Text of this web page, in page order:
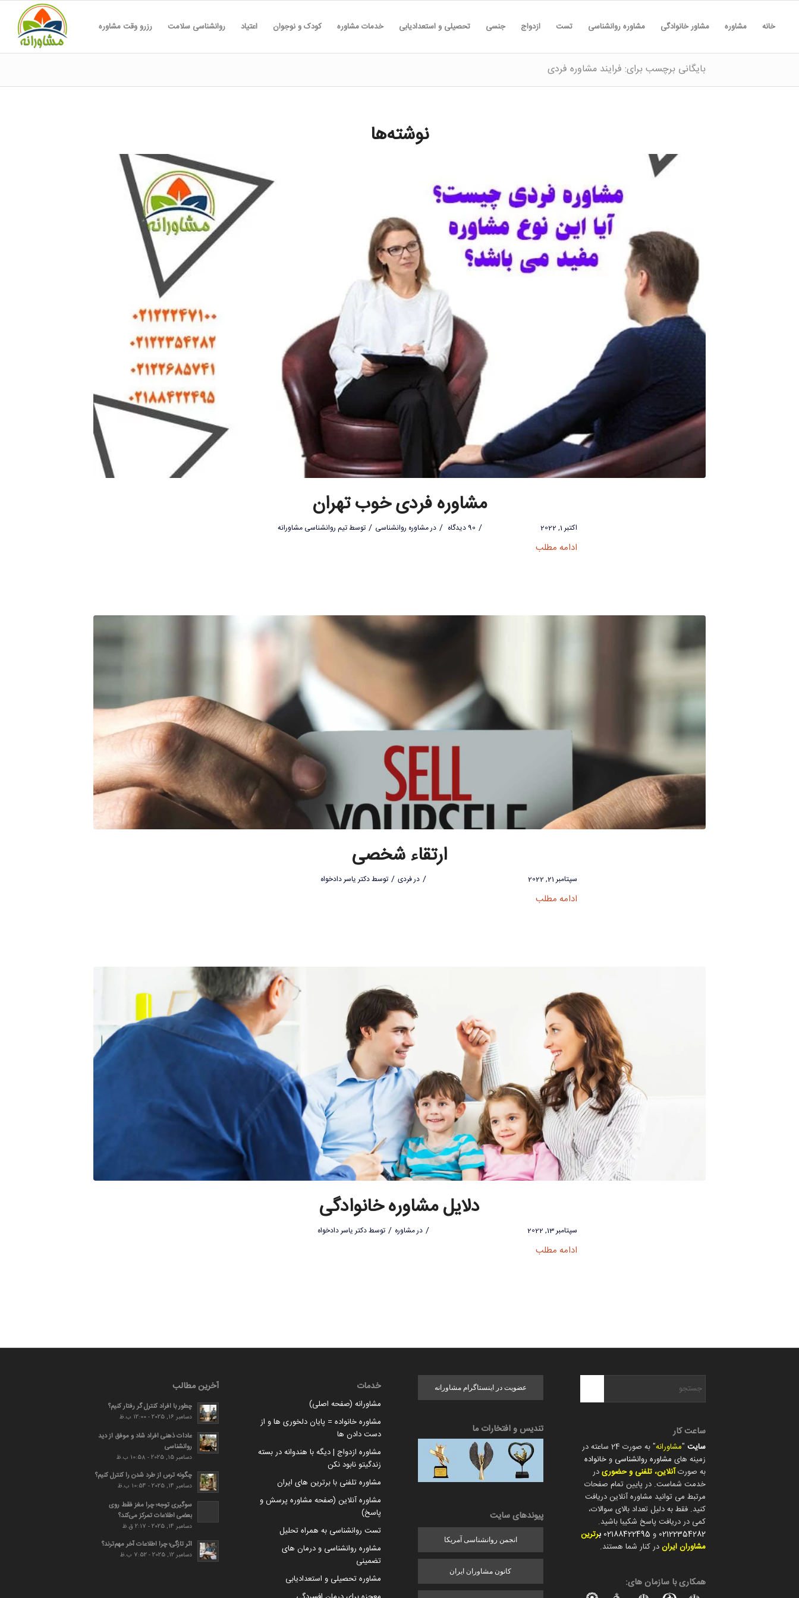
خانه مشاوره مشاور خانوادگی مشاوره روانشناسی تست ازدواج جنسی تحصیلی و استعدادیابی خدمات مشاوره کودک و نوجوان اعتیاد روانشناسی سلامت رزرو وقت مشاوره
بایگانی برچسب برای: فرایند مشاوره فردی
نوشته‌ها
مشاوره فردی خوب تهران
اکتبر 1, 2022 / 90 دیدگاه / درمشاوره روانشناسی / توسطتیم روانشناسی مشاورانه
ادامه مطلب
ارتقاء شخصی
سپتامبر 21, 2022 / درفردی / توسطدکتر یاسر دادخواه
ادامه مطلب
دلایل مشاوره خانوادگی
سپتامبر 13, 2022 / درمشاوره / توسطدکتر یاسر دادخواه
ادامه مطلب
ساعت کار
سایت "مشاورانه
" به صورت 24 ساعته در
زمینه های مشاوره روانشناسی و خانواده
به صورتآنلاین، تلفنی و حضوریدر
خدمت شماست. در پایین تمام صفحات
مرتبط می توانید مشاوره آنلاین دریافت
کنید. فقط به دلیل تعداد بالای سوالات،
کمی در دریافت پاسخ شکیبا باشید.
02122354282 و 02188422495 برترین
مشاوران ایراندر کنار شما هستند.
همکاری با سازمان های:
عضویت در اینستاگرام مشاورانه
تندیس و افتخارات ما
پیوندهای سایت
انجمن روانشناسی آمریکا
کانون مشاوران ایران
خدمات
مشاورانه (صفحه اصلی)
مشاوره خانواده = پایان دلخوری ها و از
دست دادن ها
مشاوره ازدواج | دیگه با هندوانه در بسته
زندگیتو نابود نکن
مشاوره تلفنی با برترین های ایران
مشاوره آنلاین (صفحه مشاوره پرسش و
پاسخ)
تست روانشناسی به همراه تحلیل
مشاوره روانشناسی و درمان های
تضمینی
مشاوره تحصیلی و استعدادیابی
آخرین مطالب
چطور با افراد کنترل گر رفتار کنیم؟
دسامبر 16, 2025 - 12:00 ب.ظ
عادات ذهنی افراد شاد و موفق از دید
روانشناسی
دسامبر 15, 2025 - 10:58 ب.ظ
چگونه ترس از طرد شدن را کنترل کنیم؟
دسامبر 14, 2025 - 10:54 ب.ظ
سوگیری توجه؛ چرا مغز فقط روی
بعضی اطلاعات تمرکز می‌کند؟
دسامبر 14, 2025 - 2:17 ق.ظ
اثر تازگی؛ چرا اطلاعات آخر مهم‌ترند؟
دسامبر 12, 2025 - 7:52 ب.ظ